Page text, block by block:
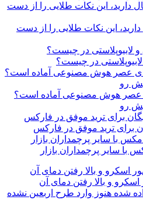
این نکات طلایی را از دست
در چیست؟
عصر هوش مصنوعی آماده است؟
رو
و بالا رفتن دمای آن